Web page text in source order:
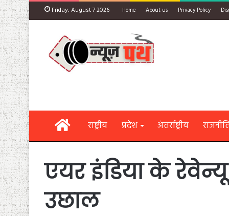
Friday, August 7 2026 Home About us Privacy Policy
Homeराष्ट्रीय प्रदेश अंतर्राष्ट्रीय
एयर इंडिया के
उछाल